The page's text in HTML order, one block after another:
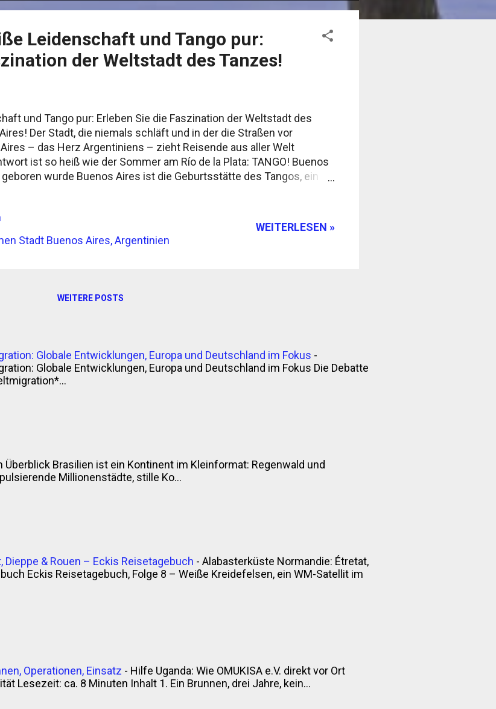
Leidenschaft und Tango pur:
der Weltstadt des Tanzes!
und Tango pur: Erleben Sie die Faszination der Weltstadt des
Der Stadt, die niemals schläft und in der die Straßen vor
– das Herz Argentiniens – zieht Reisende aus aller Welt
ist so heiß wie der Sommer am Río de la Plata: TANGO! Buenos
geboren wurde Buenos Aires ist die Geburtsstätte des Tangos, ein
und eine Hommage an die Stadt, die ihn so weltberühmt gemacht
bedeutet: Heiße Rhythmen, enge Umarmungen und tief in die Seele
ist die perfekte Bühne für alle, die sich der Magie und dem Feuer
Stadt Buenos Aires, Argentinien
WEITERLESEN »
WEITERE POSTS
Globale Entwicklungen, Europa und Deutschland im Fokus -
Globale Entwicklungen, Europa und Deutschland im Fokus Die Debatte
Überblick Brasilien ist ein Kontinent im Kleinformat: Regenwald und
Millionenstädte, stille Ko...
& Rouen – Eckis Reisetagebuch - Alabasterküste Normandie: Étretat,
Eckis Reisetagebuch, Folge 8 – Weiße Kreidefelsen, ein WM-Satellit im
Operationen, Einsatz - Hilfe Uganda: Wie OMUKISA e.V. direkt vor Ort
Lesezeit: ca. 8 Minuten Inhalt 1. Ein Brunnen, drei Jahre, kein...